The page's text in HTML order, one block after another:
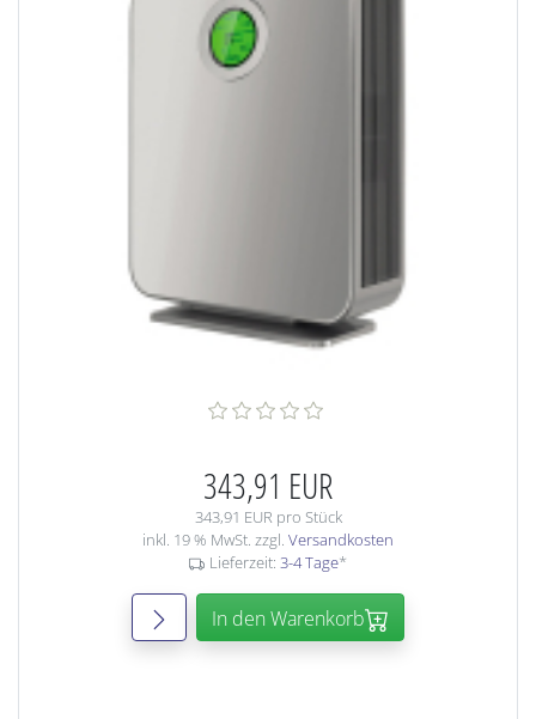
343,91 EUR
343,91 EUR pro Stück
inkl. 19 % MwSt. zzgl. Versandkosten
Lieferzeit: 3-4 Tage*
In den Warenkorb